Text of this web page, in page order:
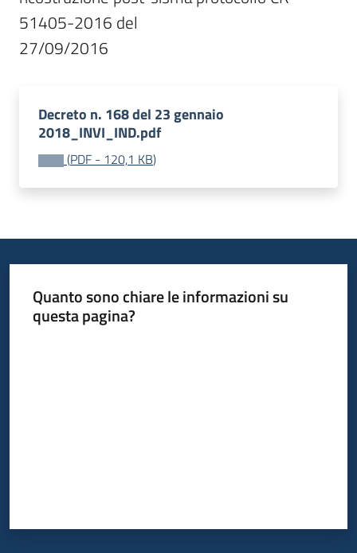
51405-2016 del
27/09/2016
Decreto n. 168 del 23 gennaio
2018_INVI_IND.pdf
(PDF - 120,1 KB)
Quanto sono chiare le informazioni su
questa pagina?